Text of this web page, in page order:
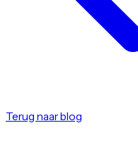
Terug naar blog